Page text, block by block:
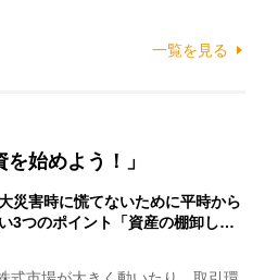
一覧を見る
始めよう！」
災害時に慌てないために平時から
3つのポイント「資産の棚卸し…